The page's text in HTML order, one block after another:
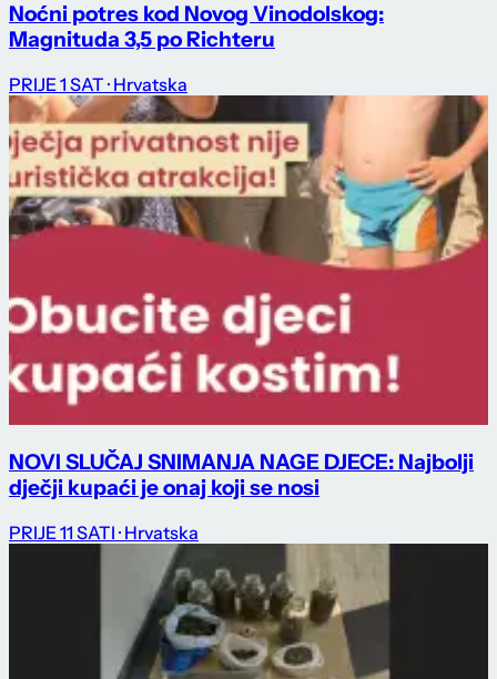
Noćni potres kod Novog Vinodolskog:
Magnituda 3,5 po Richteru
PRIJE 1 SAT · Hrvatska
NOVI SLUČAJ SNIMANJA NAGE DJECE: Najbolji
dječji kupaći je onaj koji se nosi
PRIJE 11 SATI · Hrvatska